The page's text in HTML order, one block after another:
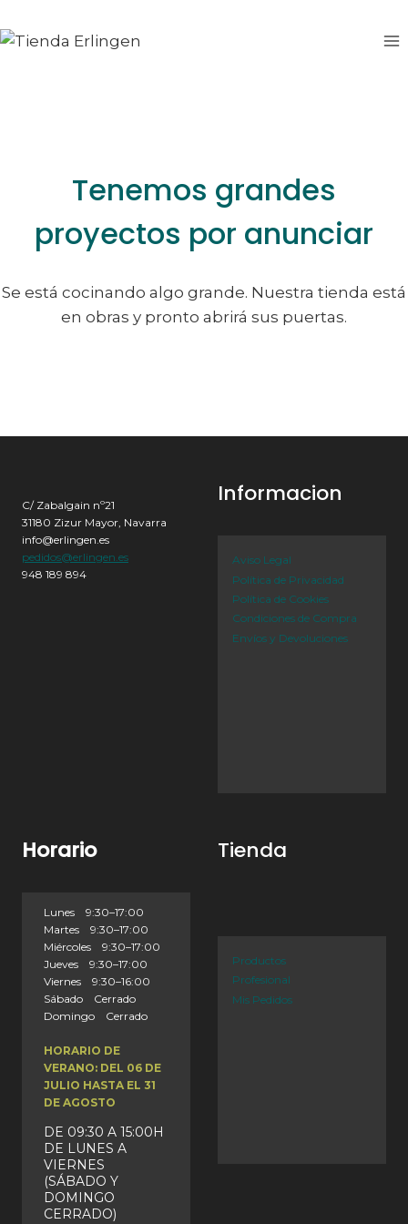
al
al
Tenemos grandes
proyectos por anunciar
Se está cocinando algo grande. Nuestra tienda está
en obras y pronto abrirá sus puertas.
C/ Zabalgain nº21
31180 Zizur Mayor, Navarra
info@erlingen.es
pedidos@erlingen.es
948 189 894
Informacion
Aviso Legal
Política de Privacidad
Política de Cookies
Condiciones de Compra
Envíos y Devoluciones
Horario
Lunes 9:30–17:00
Martes 9:30–17:00
Miércoles 9:30–17:00
Jueves 9:30–17:00
Viernes 9:30–16:00
Sábado Cerrado
Domingo Cerrado
HORARIO DE
VERANO: DEL 06 DE
JULIO HASTA EL 31
DE AGOSTO
DE 09:30 A 15:00H
DE LUNES A
VIERNES
(SÁBADO Y
DOMINGO
CERRADO)
Tienda
Productos
Profesional
Mis Pedidos